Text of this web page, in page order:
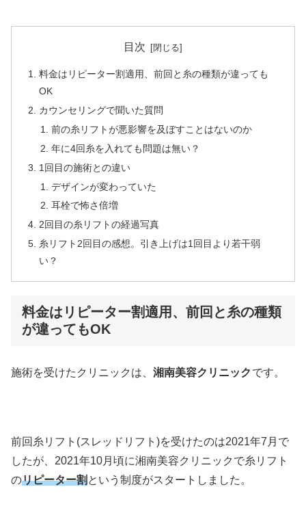
目次
料金はリピーター割適用、前回と糸の種類が違っても
OK
カウンセリングで聞いた質問
前の糸リフトが悪影響を及ぼすことはないのか
年に4回糸を入れても問題は無い？
1回目の施術との違い
デザインが変わっていた
耳栓で怖さ倍増
2回目の糸リフトの経過写真
糸リフト2回目の感想。引き上げは1回目より若干弱
い？
料金はリピーター割適用、前回と糸の種類
が違ってもOK
施術を受けたクリニックは、 湘南美容クリニック です。
前回糸リフト(スレッドリフト)を受けたのは2021年7月で
したが、2021年10月頃に湘南美容クリニックで糸リフト
のリピーター割という制度がスタートしました。